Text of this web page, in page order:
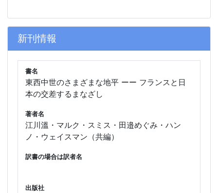
新刊情報
書名
東西中世のさまざまな地平 ーー フランスと日
本の交差するまなざし
著者名
江川溫・マルク・スミス・田邉めぐみ・ハン
ノ・ウェイスマン（共編）
訳書の場合は訳者名
出版社